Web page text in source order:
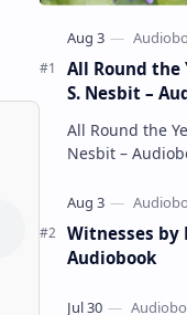
All Round the
S. Nesbit –
All Round the
Nesbit – Audiobook A The A
celebrated
Witnesses by
Audiobook